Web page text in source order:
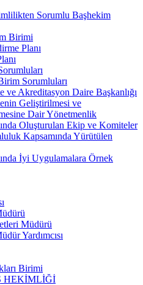
Sorumlu Başhekim
Birimi
Planı
Sorumluları
ve Akreditasyon Daire Başkanlığı
Geliştirilmesi ve
Dair Yönetmenlik
Oluşturulan Ekip ve Komiteler
Kapsamında Yürütülen
İyi Uygulamalara Örnek
Müdürü
Yardımcısı
Birimi
HEKİMLİĞİ